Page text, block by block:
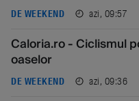
DE WEEKEND azi, 09:57
Caloria.ro - Ciclismul
oaselor
DE WEEKEND azi, 09:36